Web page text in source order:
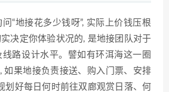
“地接花多少钱呀”, 实际上价钱压根
决定你体验状况的, 是地接团队对于
路设计水平。譬如有环洱海这一圈
如果地接负责接送、购入门票、安排
划好每日何时前往双廊观赏日落、何